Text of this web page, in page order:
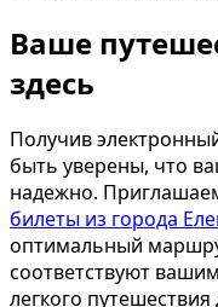
Ваше
здесь
Получив
быть уверены, что
надежно.
билеты из города
оптимальный
соответствуют
легкого